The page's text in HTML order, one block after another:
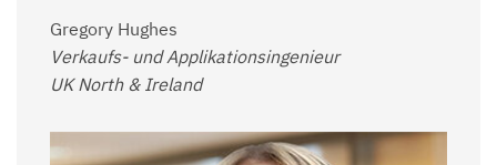
Gregory Hughes
Verkaufs- und Applikationsingenieur
UK North & Ireland